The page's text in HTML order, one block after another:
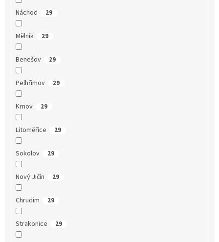
Náchod 29
Mělník 29
Benešov 29
Pelhřimov 29
Krnov 29
Litoměřice 29
Sokolov 29
Nový Jičín 29
Chrudim 29
Strakonice 29